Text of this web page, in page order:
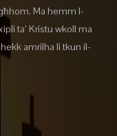
Ma hemm l-
ta’ Kristu wkoll ma
amrilha li tkun il-